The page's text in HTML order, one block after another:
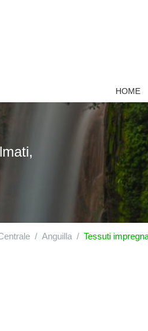
HOME
Anguilla Tessuti impregnati, spalmati,